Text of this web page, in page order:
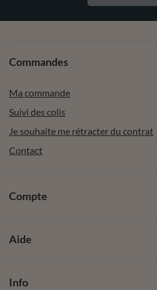
Commandes
Ma commande
Suivi des colis
Je souhaite me rétracter du contrat
Contact
Compte
Aide
Info